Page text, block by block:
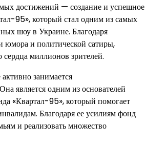
достижений — создание и успешное
95», который стал одним из самых
шоу в Украине. Благодаря
юмора и политической сатиры,
миллионов зрителей.
занимается
является одним из основателей
«Квартал-95», который помогает
Благодаря ее усилиям фонд
и реализовать множество